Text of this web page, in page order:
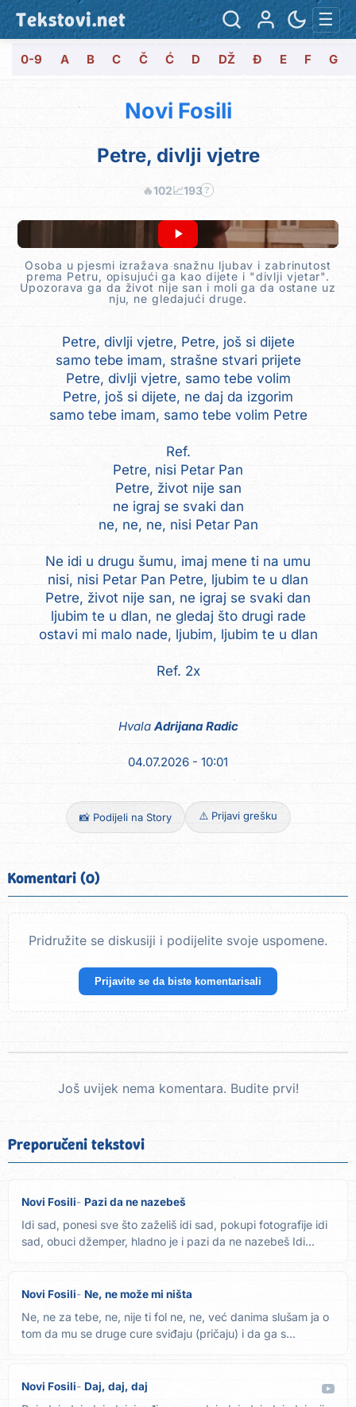
Tekstovi.net ☰
0-9 A B C Č Ć D DŽ Đ E F G
Novi Fosili
Petre, divlji vjetre
🔥102📈193 ?
Osoba u pjesmi izražava snažnu ljubav i zabrinutost
prema Petru, opisujući ga kao dijete i "divlji vjetar".
Upozorava ga da život nije san i moli ga da ostane uz
nju, ne gledajući druge.
Petre, divlji vjetre, Petre, još si dijete
samo tebe imam, strašne stvari prijete
Petre, divlji vjetre, samo tebe volim
Petre, još si dijete, ne daj da izgorim
samo tebe imam, samo tebe volim Petre
Ref.
Petre, nisi Petar Pan
Petre, život nije san
ne igraj se svaki dan
ne, ne, ne, nisi Petar Pan
Ne idi u drugu šumu, imaj mene ti na umu
nisi, nisi Petar Pan Petre, ljubim te u dlan
Petre, život nije san, ne igraj se svaki dan
ljubim te u dlan, ne gledaj što drugi rade
ostavi mi malo nade, ljubim, ljubim te u dlan
Ref. 2x
HvalaAdrijana Radic
04.07.2026 - 10:01
📸 Podijeli na Story ⚠️ Prijavi grešku
Komentari (0)
Pridružite se diskusiji i podijelite svoje uspomene.
Prijavite se da biste komentarisali
Još uvijek nema komentara. Budite prvi!
Preporučeni tekstovi
Novi Fosili Pazi da ne nazebeš
Idi sad, ponesi sve što zaželiš idi sad, pokupi fotografije idi
sad, obuci džemper, hladno je i pazi da ne nazebeš Idi...
Novi Fosili Ne, ne može mi ništa
Ne, ne za tebe, ne, nije ti fol ne, ne, već danima slušam ja o
tom da mu se druge cure sviđaju (pričaju) i da ga s...
Novi Fosili Daj, daj, daj